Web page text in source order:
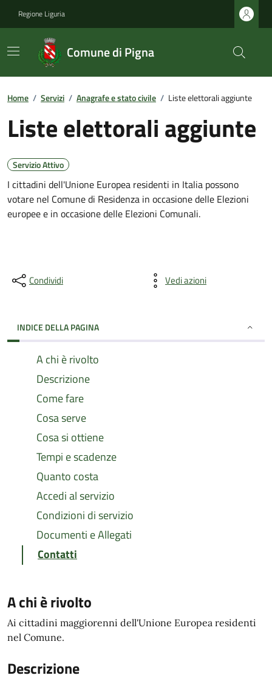
Regione Liguria
Comune di Pigna
Home / Servizi / Anagrafe e stato civile / Liste elettorali aggiunte
Liste elettorali aggiunte
Servizio Attivo
I cittadini dell'Unione Europea residenti in Italia possono
votare nel Comune di Residenza in occasione delle Elezioni
europee e in occasione delle Elezioni Comunali.
Condividi Vedi azioni
INDICE DELLA PAGINA
A chi è rivolto
Descrizione
Come fare
Cosa serve
Cosa si ottiene
Tempi e scadenze
Quanto costa
Accedi al servizio
Condizioni di servizio
Documenti e Allegati
Contatti
A chi è rivolto
Ai cittadini maggiorenni dell'Unione Europea residenti
nel Comune.
Descrizione